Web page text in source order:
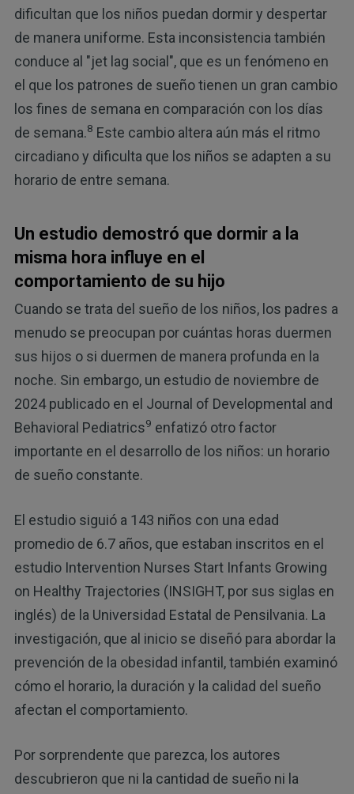
dificultan que los niños puedan dormir y despertar
de manera uniforme. Esta inconsistencia también
conduce al "jet lag social", que es un fenómeno en
el que los patrones de sueño tienen un gran cambio
los fines de semana en comparación con los días
de semana.8 Este cambio altera aún más el ritmo
circadiano y dificulta que los niños se adapten a su
horario de entre semana.
Un estudio demostró que dormir a la
misma hora influye en el
comportamiento de su hijo
Cuando se trata del sueño de los niños, los padres a
menudo se preocupan por cuántas horas duermen
sus hijos o si duermen de manera profunda en la
noche. Sin embargo, un estudio de noviembre de
2024 publicado en el Journal of Developmental and
Behavioral Pediatrics9 enfatizó otro factor
importante en el desarrollo de los niños: un horario
de sueño constante.
El estudio siguió a 143 niños con una edad
promedio de 6.7 años, que estaban inscritos en el
estudio Intervention Nurses Start Infants Growing
on Healthy Trajectories (INSIGHT, por sus siglas en
inglés) de la Universidad Estatal de Pensilvania. La
investigación, que al inicio se diseñó para abordar la
prevención de la obesidad infantil, también examinó
cómo el horario, la duración y la calidad del sueño
afectan el comportamiento.
Por sorprendente que parezca, los autores
descubrieron que ni la cantidad de sueño ni la